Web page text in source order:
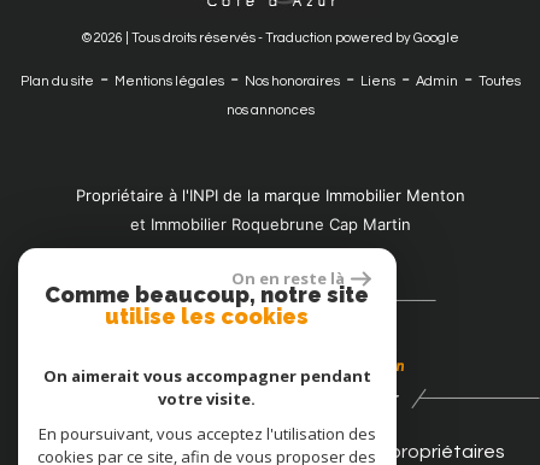
© 2026 | Tous droits réservés - Traduction powered by Google
Plan du site - Mentions légales- Nos honoraires- Liens- Admin - Toutes
nos annonces
Propriétaire à l'INPI de la marque Immobilier Menton
et Immobilier Roquebrune Cap Martin
Nous suivre
Se connecter
Espace propriétaires
On en reste là
Comme beaucoup, notre site
utilise les cookies
On aimerait vous accompagner pendant
votre visite.
En poursuivant, vous acceptez l'utilisation des
cookies par ce site, afin de vous proposer des